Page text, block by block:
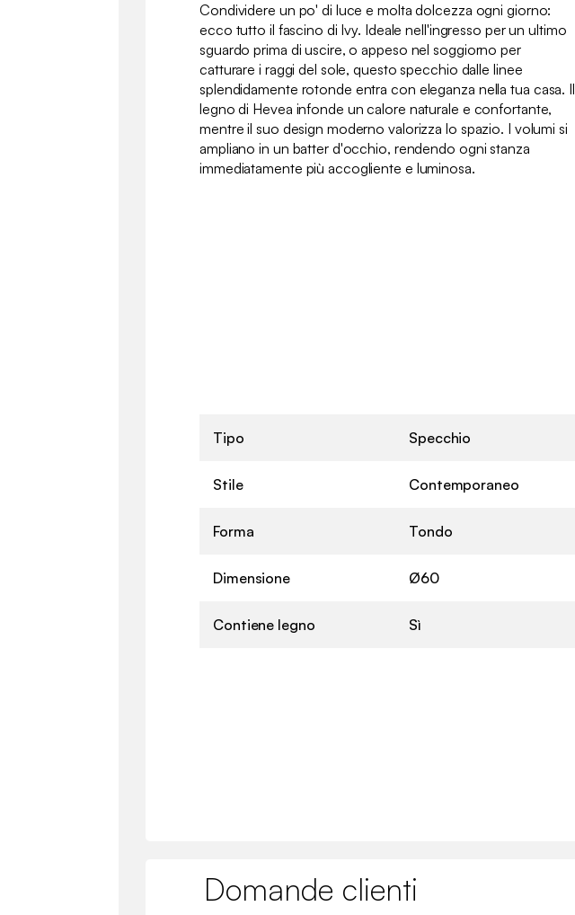
Condividere un po' di luce e molta dolcezza ogni giorno:
ecco tutto il fascino di Ivy. Ideale nell'ingresso per un ultimo
sguardo prima di uscire, o appeso nel soggiorno per
catturare i raggi del sole, questo specchio dalle linee
splendidamente rotonde entra con eleganza nella tua casa. Il
legno di Hevea infonde un calore naturale e confortante,
mentre il suo design moderno valorizza lo spazio. I volumi si
ampliano in un batter d'occhio, rendendo ogni stanza
immediatamente più accogliente e luminosa.
Tipo Specchio
Stile Contemporaneo
Forma Tondo
Dimensione Ø60
Contiene legno Sì
Domande clienti